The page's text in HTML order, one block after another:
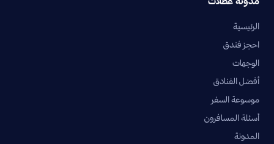
الرئيسية
احجز فندق
الوجهات
أفضل الفنادق
موسوعة السفر
أسئلة المسافرون
المدونة